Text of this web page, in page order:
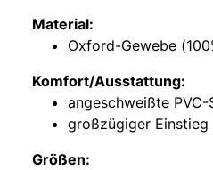
Material:
Oxford-Gewebe
Komfort/Ausstattung:
angeschweißte PVC-
großzügiger Einstieg
Größen: